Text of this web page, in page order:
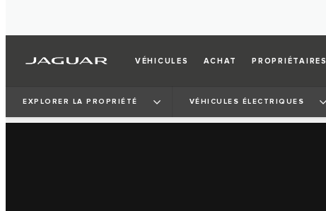
VÉHICULES ACHAT PROPRIÉTAIRES
EXPLORER LA PROPRIÉTÉ VÉHICULES ÉLECTRIQUES